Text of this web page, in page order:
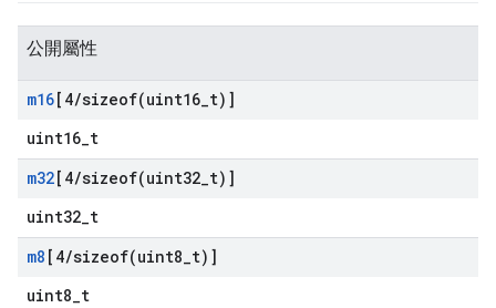
公開屬性
m16[4/sizeof(uint16 t)]
uint16_t
m32[4/sizeof(uint32 t)]
uint32_t
m8 [4/sizeof(uint8 t)]
uint8_t